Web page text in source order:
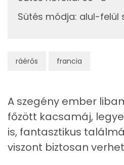
ráérős francia
Koleszterin
Szelén
Sütés módja: alul-felül
A szegény ember
főzött kacsamáj,
is, fantasztikus
viszont biztosan